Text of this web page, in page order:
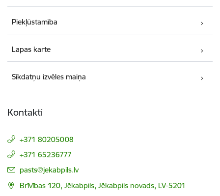
Piekļūstamība
Lapas karte
Sīkdatņu izvēles maiņa
Kontakti
+371 80205008
+371 65236777
E-pasts:
pasts@jekabpils.lv
Brīvības 120, Jēkabpils, Jēkabpils novads, LV-5201